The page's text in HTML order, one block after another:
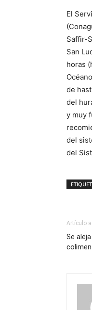
El
Saffir-
San
horas
de
del
y muy
del
del
Artículo
Se